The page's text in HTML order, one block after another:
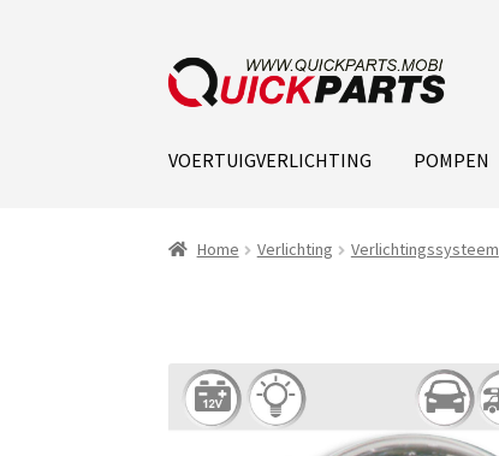
VOERTUIGVERLICHTING POMPEN
Home Verlichting Verlichtingssysteem